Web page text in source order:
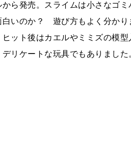
ら発売。スライムは小さなゴ
いのか？ 遊び方もよく分かり
ット後はカエルやミミズの模
リケートな玩具でもありまし